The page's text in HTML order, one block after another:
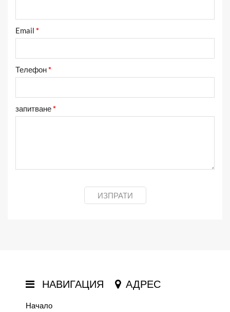
Email *
Телефон*
запитване*
ИЗПРАТИ
НАВИГАЦИЯ
Начало
АДРЕС